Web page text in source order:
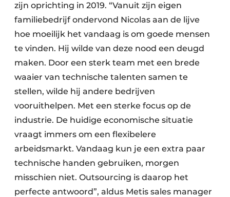
zijn oprichting in 2019. “Vanuit zijn eigen
familiebedrijf ondervond Nicolas aan de lijve
hoe moeilijk het vandaag is om goede mensen
te vinden. Hij wilde van deze nood een deugd
maken. Door een sterk team met een brede
waaier van technische talenten samen te
stellen, wilde hij andere bedrijven
vooruithelpen. Met een sterke focus op de
industrie. De huidige economische situatie
vraagt immers om een flexibelere
arbeidsmarkt. Vandaag kun je een extra paar
technische handen gebruiken, morgen
misschien niet. Outsourcing is daarop het
perfecte antwoord”, aldus Metis sales manager